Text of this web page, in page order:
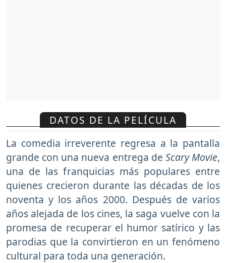
DATOS DE LA PELÍCULA
La comedia irreverente regresa a la pantalla
grande con una nueva entrega de Scary Movie,
una de las franquicias más populares entre
quienes crecieron durante las décadas de los
noventa y los años 2000. Después de varios
años alejada de los cines, la saga vuelve con la
promesa de recuperar el humor satírico y las
parodias que la convirtieron en un fenómeno
cultural para toda una generación.